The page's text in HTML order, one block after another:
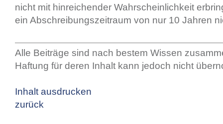
nicht mit hinreichender Wahrscheinlichkeit
ein Abschreibungszeitraum von nur 10 Jahren
Alle Beiträge sind nach bestem Wissen
Haftung für deren Inhalt kann jedoch nicht
Inhalt ausdrucken
zurück